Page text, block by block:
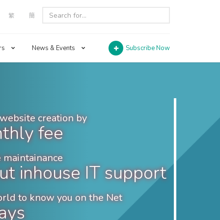
繁 簡
Subscribe Now
News & Events
creation by
fee
inhouse IT support
to know you on the Net